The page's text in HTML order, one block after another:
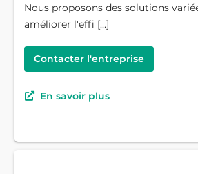
Nous proposons des solutions
améliorer l'effi […]
Contacter l'entreprise
En savoir plus